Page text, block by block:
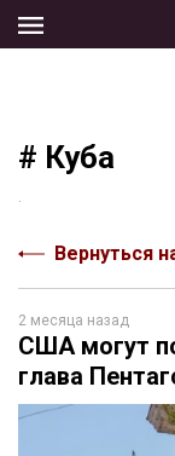
the
# Куба
Вернуться
2 месяца назад
США могут
глава